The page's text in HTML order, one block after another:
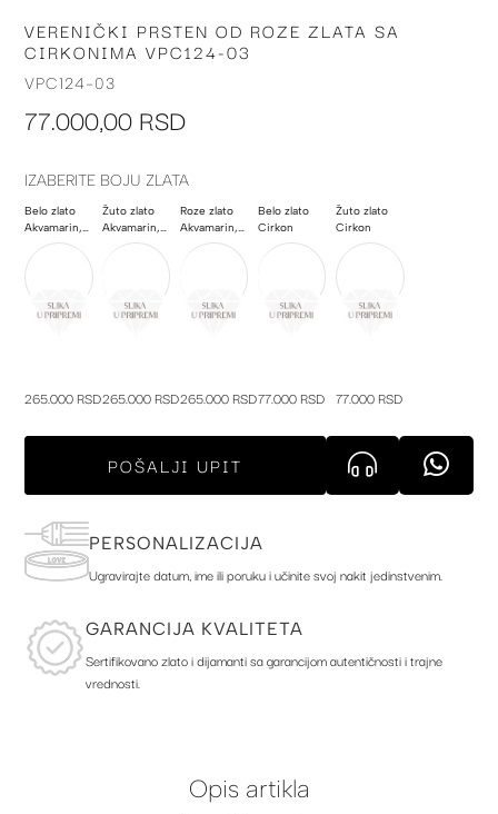
Skip
to
the
of
gallery
VERENIČKI PRSTEN OD ROZE ZLATA SA
CIRKONIMA VPC124-03
VPC124-03
77.000,00 RSD
IZABERITE BOJU ZLATA
Belo zlato
Akvamarin, Poludragi kamen
265.000 RSD
Žuto zlato
Akvamarin, Poludragi kamen
265.000 RSD
Roze zlato
Akvamarin, Poludragi kamen
265.000 RSD
Belo zlato
Cirkon
77.000 RSD
Žuto zlato
Cirkon
77.000 RSD
POŠALJI UPIT
PERSONALIZACIJA
Ugravirajte datum, ime ili poruku i učinite svoj nakit jedinstvenim.
GARANCIJA KVALITETA
Sertifikovano zlato i dijamanti sa garancijom autentičnosti i trajne
vrednosti.
Opis artikla